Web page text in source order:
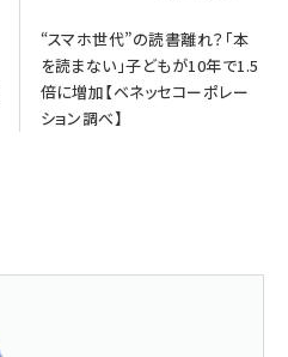
“スマホ世代”の読書離れ？「本
を読まない」子どもが10年で1.5
倍に増加【ベネッセコーポレー
ション調べ】